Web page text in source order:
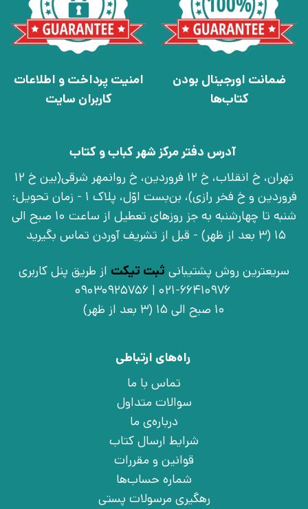
ضمانت اورجینال بودن
کتاب‌ها
امنیت پرداخت و اطلاعات
کاربران سایت
آدرس دفتر مرکز شهر کباب و کتاب
تهران، خ انقلاب، خ 12 فروردین، خ روانمهر شرقی(بین خ 12
فروردین و خ فخر رازی)، بن‌بست اوّل، پلاک 1 - زمان تحویل:
شنبه تا چهارشنبه به جز روزهای تعطیل از ساعت 10 صبح الی
15 (3 بعد از ظهر) - قبل از تشریف آوردن تماس بگیرید
سریعترین روش پشتیبانی ثبت تیکت از طریق پنل کاربری
021-66410976 | 09030925756
10 صبح الی 15 (3 بعد از ظهر)
راه‌های ارتباطی
تماس با ما
سوالات متداول
درباره‌ی ما
شرایط ارسال کتاب
قوانین و مقررات
شماره حساب‌ها
رهگیری مرسولات پستی